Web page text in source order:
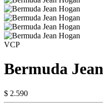
VCP
Bermuda
$ 2.590